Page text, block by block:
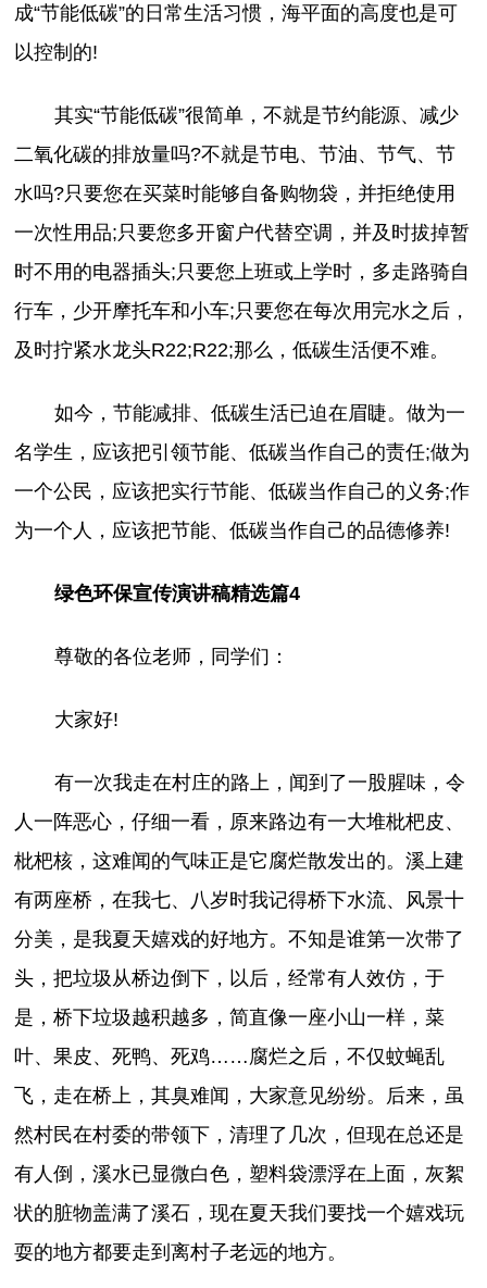
成“节能低碳”的日常生活习惯，海平面的高度也是可
以控制的!
其实“节能低碳”很简单，不就是节约能源、减少
二氧化碳的排放量吗?不就是节电、节油、节气、节
水吗?只要您在买菜时能够自备购物袋，并拒绝使用
一次性用品;只要您多开窗户代替空调，并及时拔掉暂
时不用的电器插头;只要您上班或上学时，多走路骑自
行车，少开摩托车和小车;只要您在每次用完水之后，
及时拧紧水龙头R22;R22;那么，低碳生活便不难。
如今，节能减排、低碳生活已迫在眉睫。做为一
名学生，应该把引领节能、低碳当作自己的责任;做为
一个公民，应该把实行节能、低碳当作自己的义务;作
为一个人，应该把节能、低碳当作自己的品德修养!
绿色环保宣传演讲稿精选篇4
尊敬的各位老师，同学们：
大家好!
有一次我走在村庄的路上，闻到了一股腥味，令
人一阵恶心，仔细一看，原来路边有一大堆枇杷皮、
枇杷核，这难闻的气味正是它腐烂散发出的。溪上建
有两座桥，在我七、八岁时我记得桥下水流、风景十
分美，是我夏天嬉戏的好地方。不知是谁第一次带了
头，把垃圾从桥边倒下，以后，经常有人效仿，于
是，桥下垃圾越积越多，简直像一座小山一样，菜
叶、果皮、死鸭、死鸡……腐烂之后，不仅蚊蝇乱
飞，走在桥上，其臭难闻，大家意见纷纷。后来，虽
然村民在村委的带领下，清理了几次，但现在总还是
有人倒，溪水已显微白色，塑料袋漂浮在上面，灰絮
状的脏物盖满了溪石，现在夏天我们要找一个嬉戏玩
耍的地方都要走到离村子老远的地方。